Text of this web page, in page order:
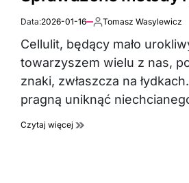
Data:2026-01-16 Autor:
Tomasz Wasylewicz
Cellulit, będący mało
towarzyszem wielu z nas,
znaki, zwłaszcza na
pragną uniknąć
Czytaj więcej